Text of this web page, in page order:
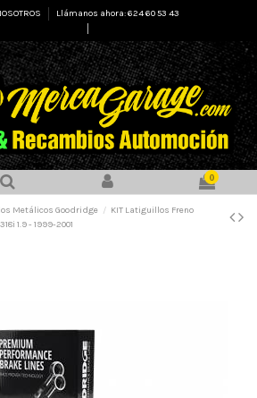
Llámanos ahora: 624 60 53 43
0
Metálicos Goodridge
KIT Latiguillos Freno
1.9 - 1999-2001